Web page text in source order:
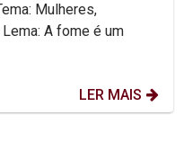
LER MAIS